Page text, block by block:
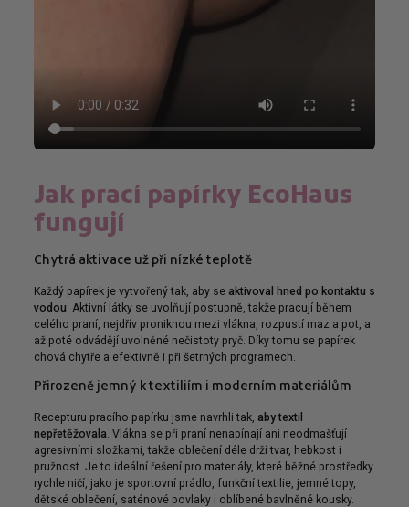
Jak prací papírky EcoHaus
fungují
Chytrá aktivace už při nízké teplotě
Každý papírek je vytvořený tak, aby se aktivoval hned po kontaktu s
vodou . Aktivní látky se uvolňují postupně, takže pracují během
celého praní, nejdřív proniknou mezi vlákna, rozpustí maz a pot, a
až poté odvádějí uvolněné nečistoty pryč. Díky tomu se papírek
chová chytře a efektivně i při šetrných programech.
Přirozeně jemný k textiliím i moderním materiálům
Recepturu pracího papírku jsme navrhli tak, aby textil
nepřetěžovala . Vlákna se při praní nenapínají ani neodmašťují
agresivními složkami, takže oblečení déle drží tvar, hebkost i
pružnost. Je to ideální řešení pro materiály, které běžné prostředky
rychle ničí, jako je sportovní prádlo, funkční textilie, jemné topy,
dětské oblečení, saténové povlaky i oblíbené bavlněné kousky.